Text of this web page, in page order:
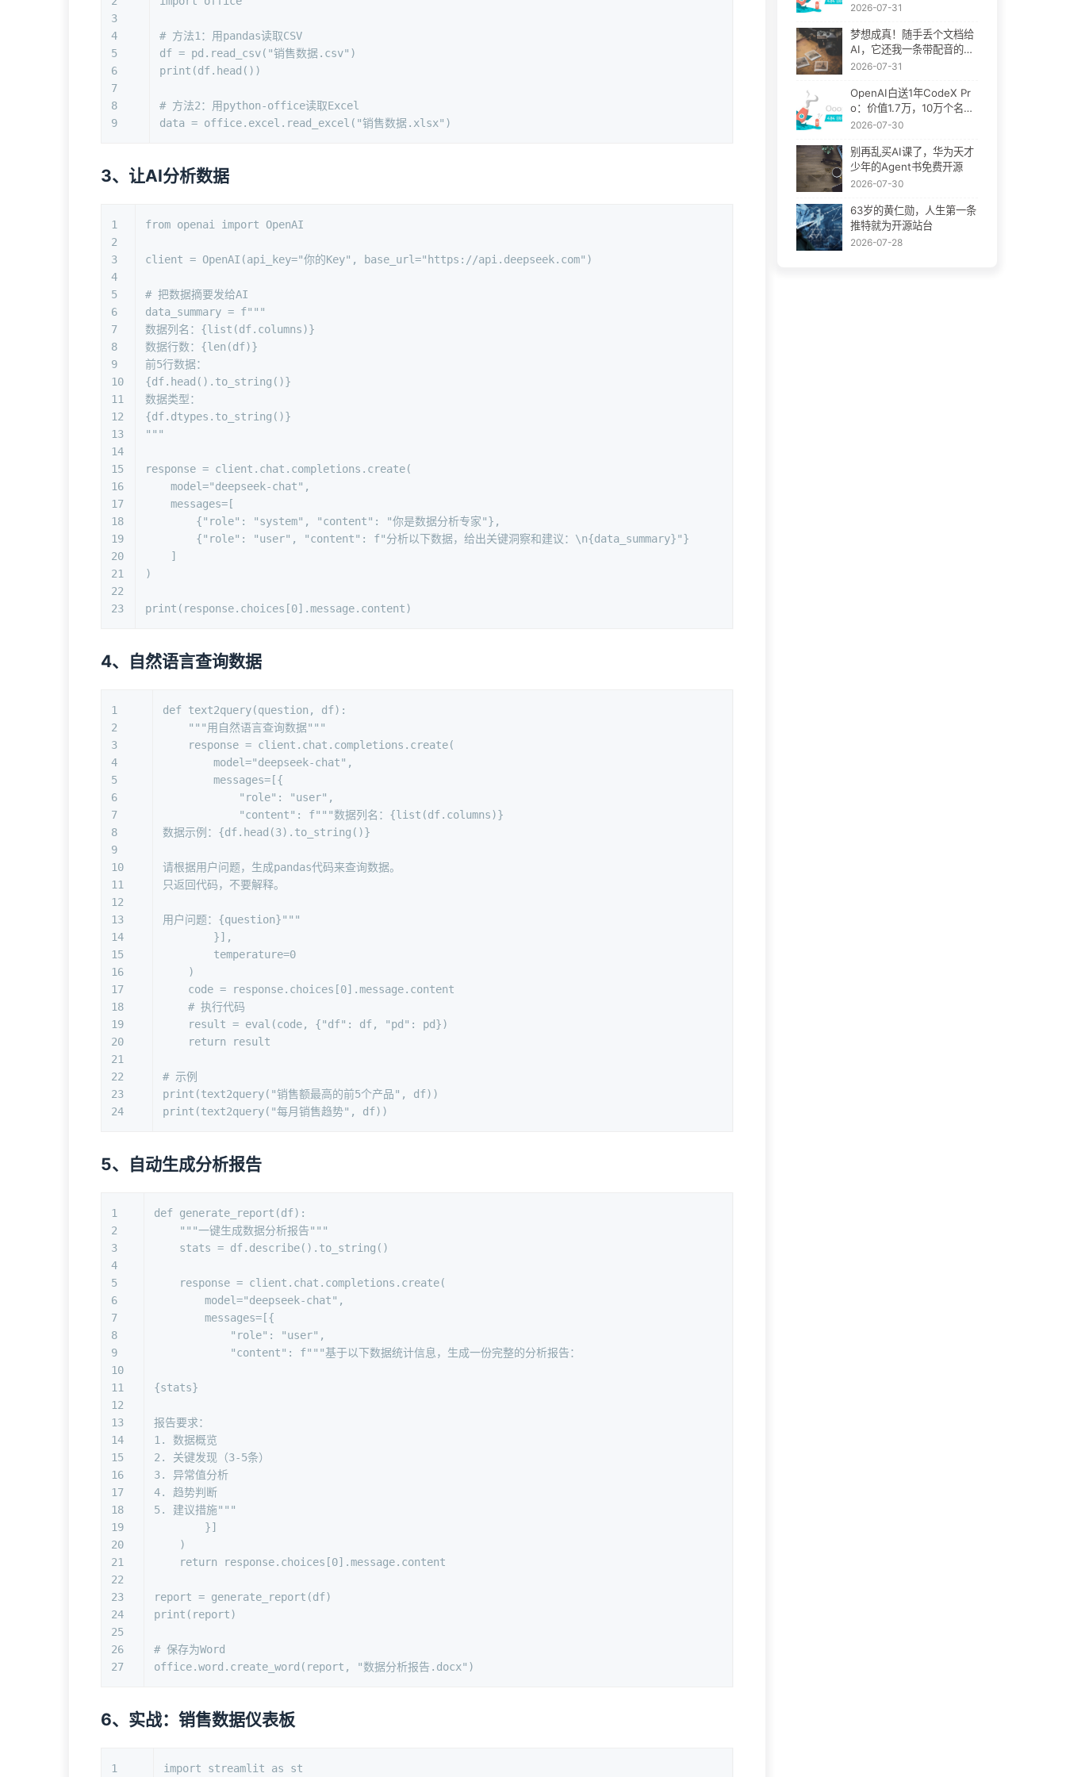
3
4
5
6
7
8
9
# 方法1：用pandas读取CSV
df = pd.read_csv( "销售数据.csv" )
print (df.head())
# 方法2：用python-office读取Excel
data = office.excel.read_excel( "销售数据.xlsx" )
3、让AI分析数据
1
2
3
4
5
6
7
8
9
10
11
12
13
14
15
16
17
18
19
20
21
22
23
from openai import OpenAI
client = OpenAI(api_key="你的Key" , base_url="https://api.deepseek.com" )
# 把数据摘要发给AI
data_summary = f"""
数据列名： {list (df.columns)}
数据行数： {len (df)}
前5行数据：
{df.head().to_string()}
数据类型：
{df.dtypes.to_string()}
"""
response = client.chat.completions.create(
    model=
"deepseek-chat" ,
    messages=[
        {
"role" : "system" , "content" : "你是数据分析专家"},
        {
"role" : "user" , "content" : f"分析以下数据，给出关键洞察和建议：\n{data_summary}"}
    ]
)
print (response.choices[0].message.content)
4、自然语言查询数据
1
2
3
4
5
6
7
8
9
10
11
12
13
14
15
16
17
18
19
20
21
22
23
24
def text2query(question, df):
"""用自然语言查询数据"""
    response = client.chat.completions.create(
        model=
"deepseek-chat" ,
        messages=[{
"role" : "user" ,
"content" : f"""数据列名： {list (df.columns)}
数据示例： {df.head(3).to_string()}
请根据用户问题，生成pandas代码来查询数据。
只返回代码，不要解释。
用户问题： {question}"""
        }],
        temperature=
0
    )
    code = response.choices[
0].message.content
# 执行代码
    result =
eval (code, {"df" : df, "pd" : pd})
return result
# 示例
print (text2query( "销售额最高的前5个产品" , df))
print (text2query( "每月销售趋势" , df))
5、自动生成分析报告
1
2
3
4
5
6
7
8
9
10
11
12
13
14
15
16
17
18
19
20
21
22
23
24
25
26
27
def generate_report (df):
"""一键生成数据分析报告"""
    stats = df.describe().to_string()
    response = client.chat.completions.create(
        model=
"deepseek-chat" ,
        messages=[{
"role" : "user" ,
"content" : f"""基于以下数据统计信息，生成一份完整的分析报告：
{stats}
报告要求：
1. 数据概览
2. 关键发现（3-5条）
3. 异常值分析
4. 趋势判断
5. 建议措施"""
        }]
    )
return response.choices[0].message.content
report = generate_report(df)
print (report)
# 保存为Word
office.word.create_word(report,
"数据分析报告.docx" )
6、实战：销售数据仪表板
1 import streamlit as st
书？
2026-07-31
梦想成真！随手丢个文档给
AI，它还我一条带配音的讲
解视频
2026-07-31
OpenAI白送1年CodeX Pr
o：价值1.7万，10万个名额
先到先得
2026-07-30
别再乱买AI课了，华为天才
少年的Agent书免费开源
2026-07-30
63岁的黄仁勋，人生第一条
推特就为开源站台
2026-07-28